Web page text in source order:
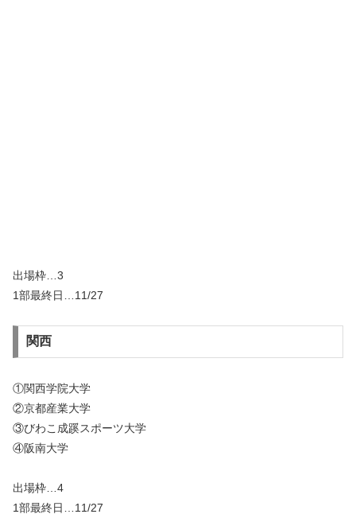
出場枠…3
1部最終日…11/27
関西
①関西学院大学
②京都産業大学
③びわこ成蹊スポーツ大学
④阪南大学
出場枠…4
1部最終日…11/27